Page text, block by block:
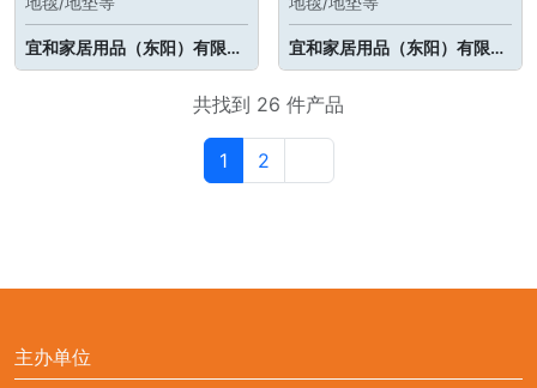
宜和家居用品（东阳）有限公司 宜和家居用品（东阳）有限公司
共找到 26 件产品
1 2
主办单位